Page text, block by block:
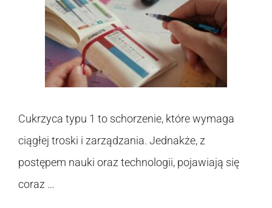
Cukrzyca typu 1 to schorzenie, które wymaga
ciągłej troski i zarządzania. Jednakże, z
postępem nauki oraz technologii, pojawiają się
coraz …